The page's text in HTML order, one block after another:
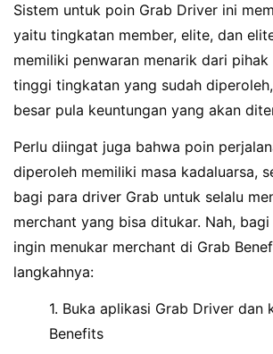
Sistem untuk poin Grab Driver ini
yaitu tingkatan member, elite, dan
memiliki penwaran menarik dari pihak
tinggi tingkatan yang sudah
besar pula keuntungan yang akan
Perlu diingat juga bahwa poin
diperoleh memiliki masa kadaluarsa,
bagi para driver Grab untuk selalu
merchant yang bisa ditukar. Nah,
ingin menukar merchant di Grab
langkahnya:
1. Buka aplikasi Grab Driver dan
Benefits